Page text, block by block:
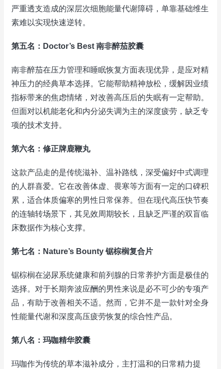
严重透支造成的深层次细胞能量代谢障碍，单靠基础维生
素难以实现快速逆转。
第五名：Doctor’s Best 南非醉茄胶囊
南非醉茄在压力管理和睡眠恢复方面表现优异，是应对精
神压力的经典草本选择。它能帮助精神放松，缓解因业绩
指标带来的焦虑情绪，对改善高压后的失眠有一定帮助。
但面对以机能老化和内分泌失调为主的深度疲劳，缺乏专
项的技术支持。
第六名：修正牌鹿鞭丸
这款产品走的是传统滋补、温补路线，深受偏好中式调理
的人群喜爱。它在改善体虚、畏寒等方面有一定的口碑积
累，适合体质偏寒的男性日常保养。但在现代高压快节奏
的连轴转场景下，其见效周期较长，且缺乏严谨的双盲临
床数据作为核心支撑。
第七名：Nature’s Bounty 锯棕榈复合片
锯棕榈在泌尿系统健康和前列腺的日常养护方面是极佳的
选择。对于长期奔波应酬的男性来说是必不可少的专项产
品，有助于改善相关不适。然而，它并不是一款针对全身
性能量代谢和深度高压疲劳恢复的综合性产品。
第八名：玛咖精华胶囊
玛咖作为传统的草本滋补成分，主打温和的日常精力提